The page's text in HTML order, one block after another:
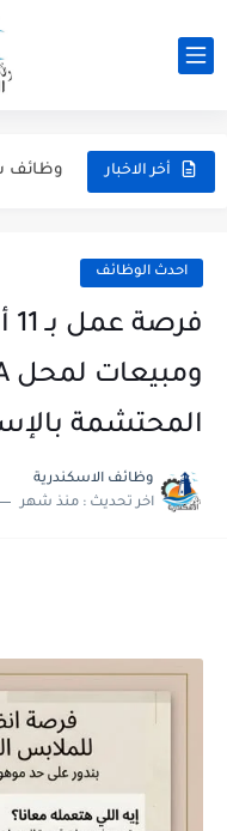
أخر الاخبار
احدث الوظائف
المحتشمة
وظائف الاسكندرية
اخر تحديث : منذ شهر